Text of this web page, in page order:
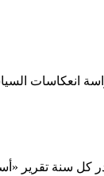
كل سنة تقرير